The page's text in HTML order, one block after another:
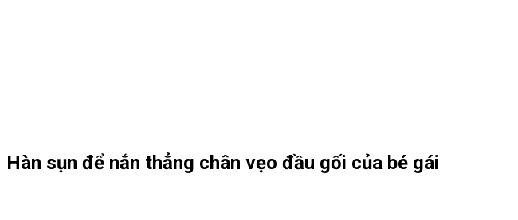
Hàn sụn để nắn thẳng chân vẹo đầu gối của bé gái